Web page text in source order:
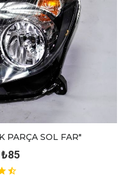
PARÇA SOL FAR"
₺85